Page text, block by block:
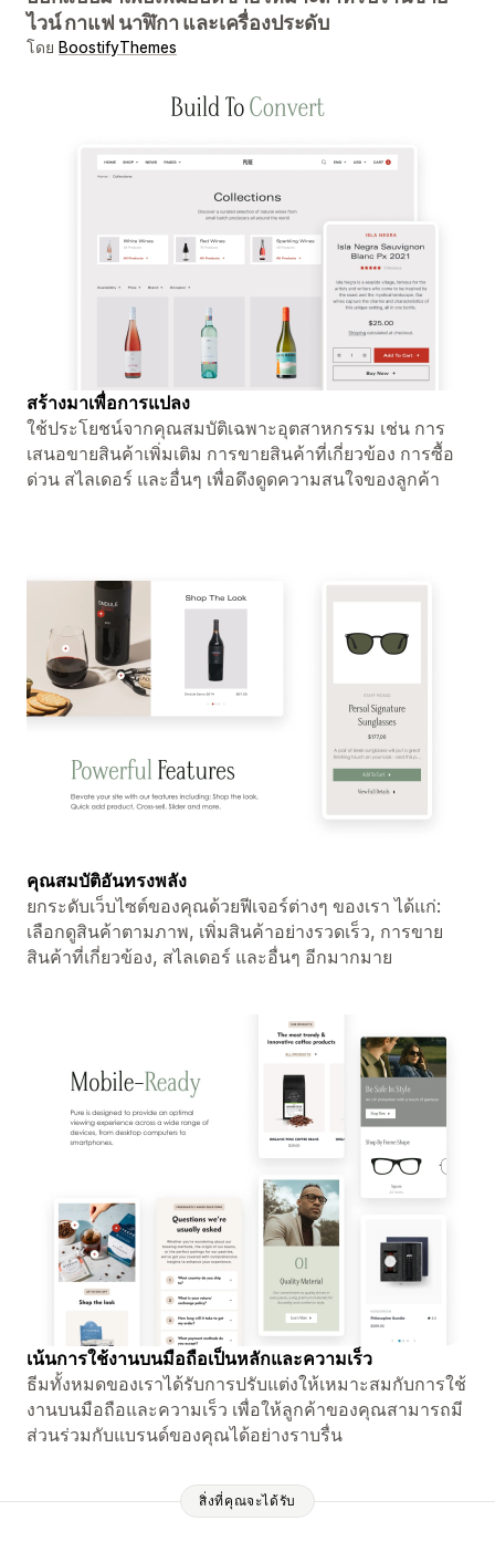
ไวน์ กาแฟ นาฬิกา และเครื่องประดับ
โดย BoostifyThemes
สร้างมาเพื่อการแปลง
ใช้ประโยชน์จากคุณสมบัติเฉพาะอุตสาหกรรม เช่น การ
เสนอขายสินค้าเพิ่มเติม การขายสินค้าที่เกี่ยวข้อง การซื้อ
ด่วน สไลเดอร์ และอื่นๆ เพื่อดึงดูดความสนใจของลูกค้า
คุณสมบัติอันทรงพลัง
ยกระดับเว็บไซต์ของคุณด้วยฟีเจอร์ต่างๆ ของเรา ได้แก่:
เลือกดูสินค้าตามภาพ, เพิ่มสินค้าอย่างรวดเร็ว, การขาย
สินค้าที่เกี่ยวข้อง, สไลเดอร์ และอื่นๆ อีกมากมาย
เน้นการใช้งานบนมือถือเป็นหลักและความเร็ว
ธีมทั้งหมดของเราได้รับการปรับแต่งให้เหมาะสมกับการใช้
งานบนมือถือและความเร็ว เพื่อให้ลูกค้าของคุณสามารถมี
ส่วนร่วมกับแบรนด์ของคุณได้อย่างราบรื่น
สิ่งที่คุณจะได้รับ